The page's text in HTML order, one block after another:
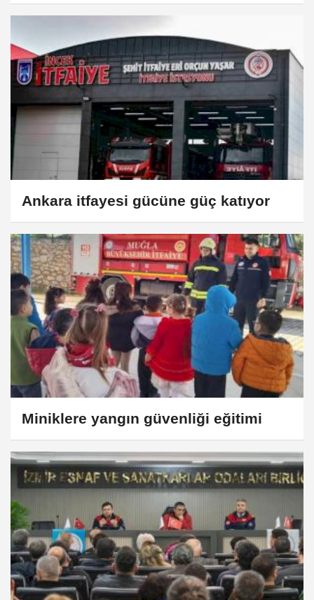
Ankara itfayesi gücüne güç katıyor
Miniklere yangın güvenliği eğitimi